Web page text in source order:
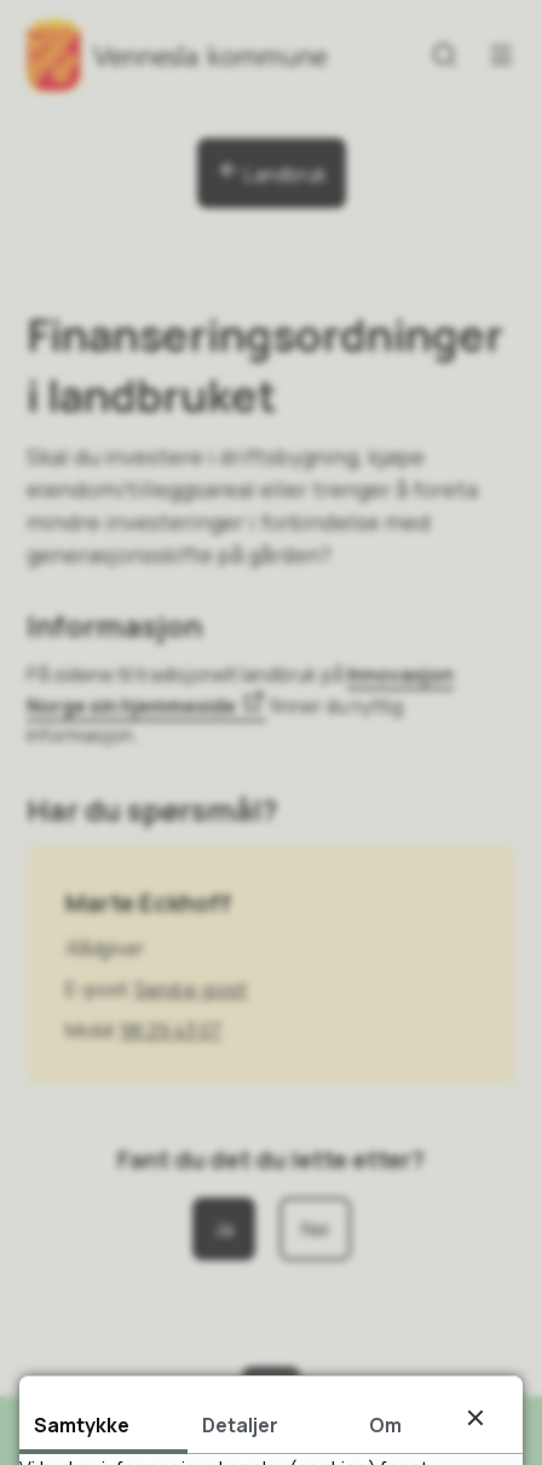
Vennesla kommune
Landbruk
Finanseringsordninger
i landbruket
Skal du investere i driftsbygning, kjøpe
eiendom/tilleggsareal eller trenger å foreta
mindre investeringer i forbindelse med
generasjonsskifte på gården?
Informasjon
På sidene til tradisjonelt landbruk påInnovasjon
Norge sin hjemmeside
finner du nyttig
informasjon.
Har du spørsmål?
Marte Eckhoff
Rådgiver
E-post Send e-post
Mobil 98 29 43 07
Fant du det du lette etter?
Ja Nei
Samtykke Detaljer
Om